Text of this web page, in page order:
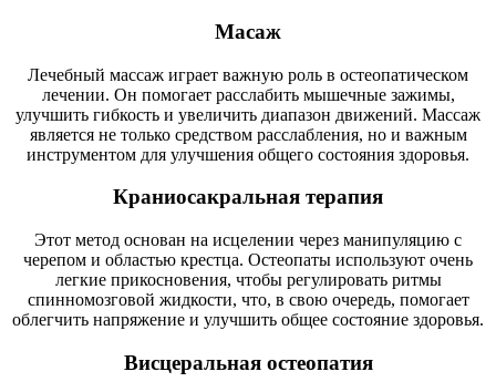
Масаж
Лечебный массаж играет важную роль в остеопатическом
лечении. Он помогает расслабить мышечные зажимы,
улучшить гибкость и увеличить диапазон движений. Массаж
является не только средством расслабления, но и важным
инструментом для улучшения общего состояния здоровья.
Краниосакральная терапия
Этот метод основан на исцелении через манипуляцию с
черепом и областью крестца. Остеопаты используют очень
легкие прикосновения, чтобы регулировать ритмы
спинномозговой жидкости, что, в свою очередь, помогает
облегчить напряжение и улучшить общее состояние здоровья.
Висцеральная остеопатия